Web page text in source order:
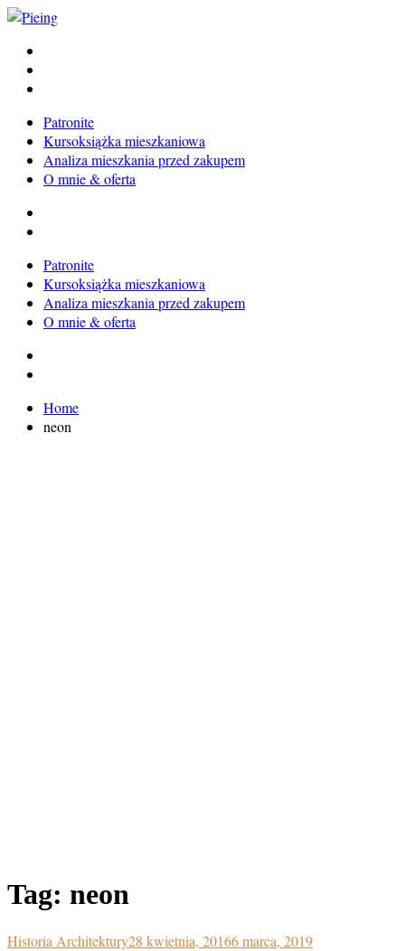
Skip
content
Pieing
Magdalena Milert
Patronite
Kursoksiążka mieszkaniowa
Analiza mieszkania przed zakupem
O mnie & oferta
Patronite
Kursoksiążka mieszkaniowa
Analiza mieszkania przed zakupem
O mnie & oferta
Home
neon
Tag: neon
Historia Architektury28 kwietnia, 20166 marca, 2019